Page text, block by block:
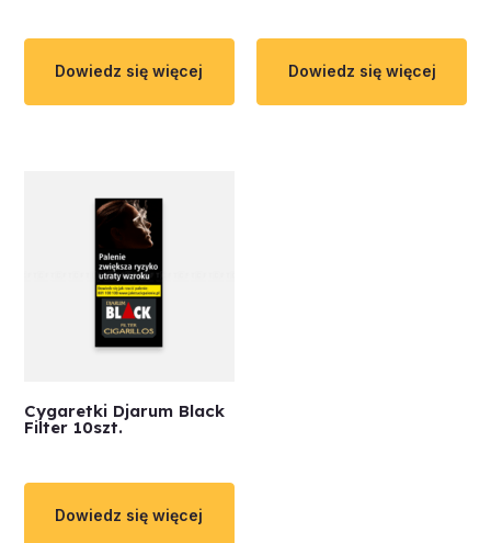
Dowiedz się więcej Dowiedz się więcej
Cygaretki Djarum Black
Filter 10szt.
Dowiedz się więcej